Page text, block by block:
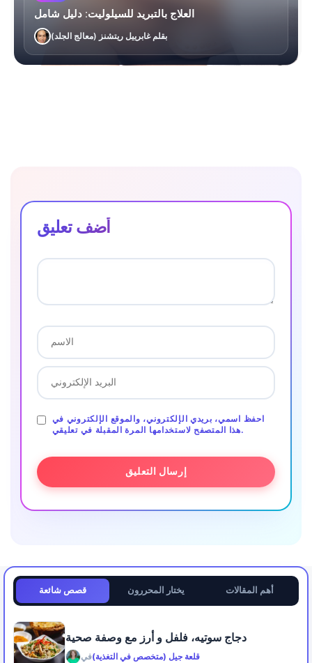
العلاج بالتبريد للسيلوليت: دليل شامل
بقلم غابرييل ريتشنز (معالج الجلد)
أضف تعليق
احفظ اسمي، بريدي الإلكتروني، والموقع الإلكتروني في
هذا المتصفح لاستخدامها المرة المقبلة في تعليقي.
قصص شائعة يختار المحررون أهم المقالات
دجاج سوتيه، فلفل و أرز مع وصفة صحية
فيقلعة جيل (متخصص في التغذية)